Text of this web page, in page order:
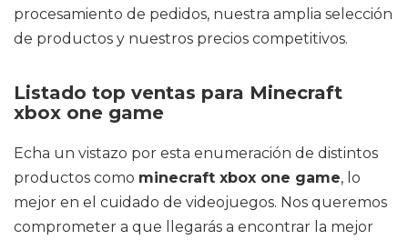
procesamiento de pedidos, nuestra amplia selección
de productos y nuestros precios competitivos.
Listado top ventas para Minecraft
xbox one game
Echa un vistazo por esta enumeración de distintos
productos como minecraft xbox one game, lo
mejor en el cuidado de videojuegos. Nos queremos
comprometer a que llegarás a encontrar la mejor